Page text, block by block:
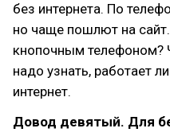
без интернета. По
но чаще пошлют на
кнопочным
надо узнать, работает
интернет.
Довод девятый. Для